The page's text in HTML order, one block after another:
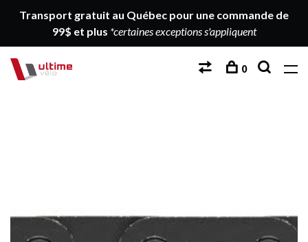
Transport gratuit au Québec pour une commande de
99$ et plus *certaines exceptions s'appliquent
0